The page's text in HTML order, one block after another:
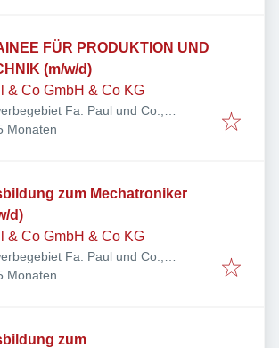
FÜR PRODUKTION UND
(m/w/d)
& Co GmbH & Co KG
Fa. Paul und Co.,
10, 97772 Wildflecken,
:
Monaten
zum Mechatroniker
d)
& Co GmbH & Co KG
Fa. Paul und Co.,
10, 97772 Wildflecken,
:
Monaten
zum